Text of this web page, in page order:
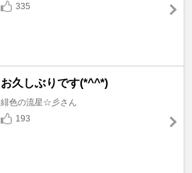
335
お久しぶりです(*^^*)
緋色の流星☆彡さん
193